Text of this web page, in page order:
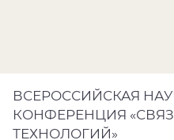
ВСЕРОССИЙСКАЯ
КОНФЕРЕНЦИЯ
ТЕХНОЛОГИЙ»